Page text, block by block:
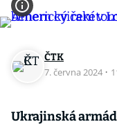
ČTK
7. června 2024 ·
Ukrajinská